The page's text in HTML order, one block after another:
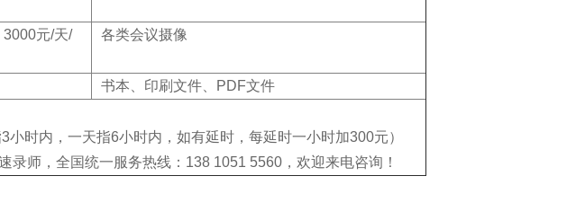
元/天/
各类会议摄像
书本、印刷文件、PDF文件
时内，一天指6小时内，如有延时，每延时一小时加300元）
录师，全国统一服务热线：138 1051 5560，欢迎来电咨询！